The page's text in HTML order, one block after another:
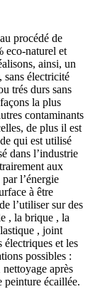
procédé de
eco-naturel et
ainsi, un
sans électricité
trés durs sans
la plus
contaminants
de plus il est
qui est utilisé
dans l’industrie
aux
l’énergie
à être
l’utiliser sur des
, la brique , la
, joint
électriques et les
possibles :
après
peinture écaillée.